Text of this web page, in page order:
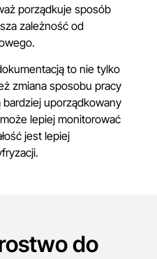
porządkuje sposób
zależność od
to nie tylko
zmiana sposobu pracy
uporządkowany
lepiej monitorować
jest lepiej
do